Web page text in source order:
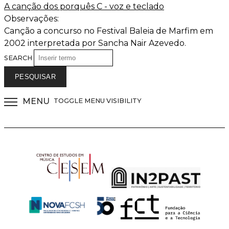
A canção dos porquês C - voz e teclado
Observações:
Canção a concurso no Festival Baleia de Marfim em
2002 interpretada por Sancha Nair Azevedo.
SEARCH
MENU TOGGLE MENU VISIBILITY